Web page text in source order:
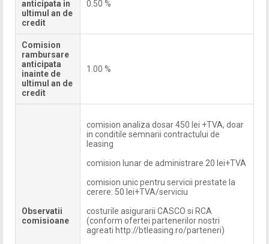
anticipata in
ultimul an de
credit
0.50 %
Comision
rambursare
anticipata
inainte de
ultimul an de
credit
1.00 %
Observatii
comisioane
comision analiza dosar 450 lei +TVA, doar
in conditile semnarii contractului de
leasing
comision lunar de administrare 20 lei+TVA
comision unic pentru servicii prestate la
cerere: 50 lei+TVA/serviciu
costurile asigurarii CASCO si RCA
(conform ofertei partenerilor nostri
agreati http://btleasing.ro/parteneri)